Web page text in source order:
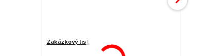
Zakázkový list